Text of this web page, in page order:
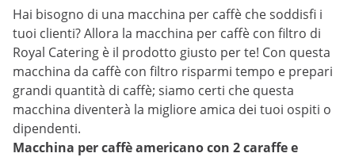
Hai bisogno di una macchina per caffè che soddisfi i
tuoi clienti? Allora la macchina per caffè con filtro di
Royal Catering è il prodotto giusto per te! Con questa
macchina da caffè con filtro risparmi tempo e prepari
grandi quantità di caffè; siamo certi che questa
macchina diventerà la migliore amica dei tuoi ospiti o
dipendenti.
Macchina per caffè americano con 2 caraffe e